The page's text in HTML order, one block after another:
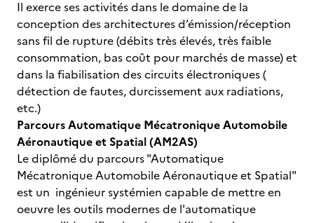
Il exerce ses activités dans le domaine de la
conception des architectures d’émission/réception
sans fil de rupture (débits très élevés, très faible
consommation, bas coût pour marchés de masse) et
dans la fiabilisation des circuits électroniques (
détection de fautes, durcissement aux radiations,
etc.)
Parcours Automatique Mécatronique Automobile
Aéronautique et Spatial (AM2AS)
Le diplômé du parcours "Automatique
Mécatronique Automobile Aéronautique et Spatial"
est un ingénieur systémien capable de mettre en
oeuvre les outils modernes de l'automatique